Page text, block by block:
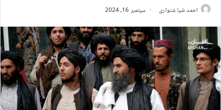
احمد ضیا شنواری سپتمبر 16, 2024